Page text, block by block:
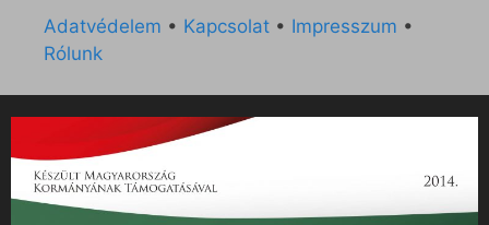
Adatvédelem • Kapcsolat • Impresszum •
Rólunk